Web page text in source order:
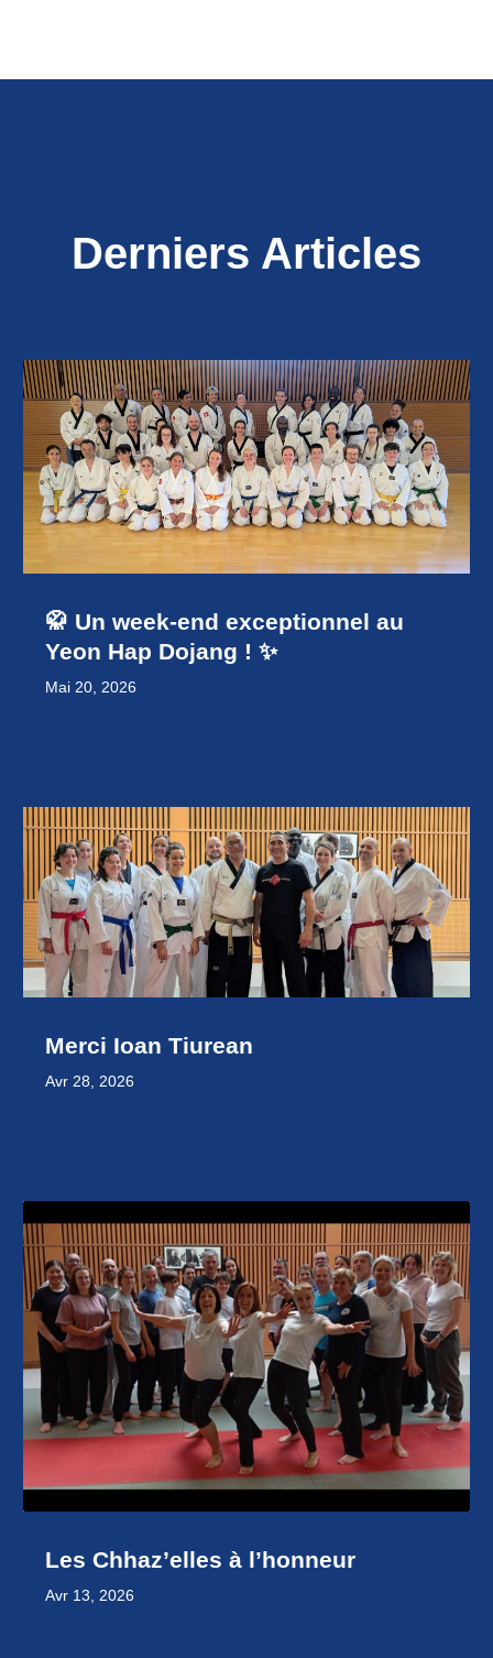
Derniers Articles
🥋 Un week-end exceptionnel au
Yeon Hap Dojang ! ✨
Mai 20, 2026
Merci Ioan Tiurean
Avr 28, 2026
Les Chhaz’elles à l’honneur
Avr 13, 2026